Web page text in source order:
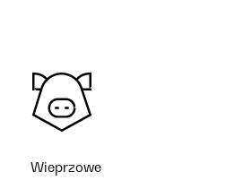
Wieprzowe